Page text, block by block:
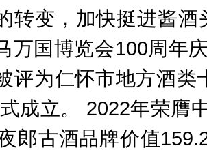
转变，加快挺进酱
万国博览会100周年
评为仁怀市地方酒类
成立。 2022年荣膺
郎古酒品牌价值